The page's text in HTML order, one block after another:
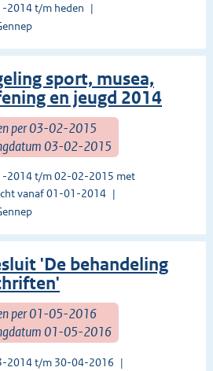
2014 t/m heden
sport, musea,
en jeugd 2014
per 03-02-2015
03-02-2015
2014 t/m 02-02-2015 met
vanaf 01-01-2014
'De behandeling
per 01-05-2016
01-05-2016
2014 t/m 30-04-2016